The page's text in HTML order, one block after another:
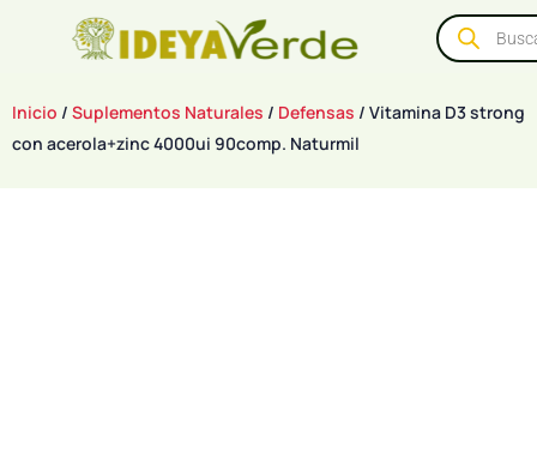
Inicio / Suplementos Naturales / Defensas / Vitamina D3 strong
con acerola+zinc 4000ui 90comp. Naturmil